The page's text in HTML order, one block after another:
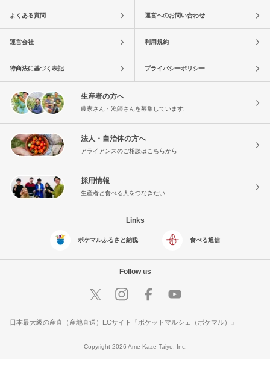
よくある質問 運営へのお問い合わせ
運営会社 利用規約
特商法に基づく表記 プライバシーポリシー
生産者の方へ
農家さん・漁師さんを募集しています!
法人・自治体の方へ
アライアンスのご相談はこちらから
採用情報
生産者と食べる人をつなぎたい
Links
ポケマルふるさと納税 食べる通信
Follow us
日本最大級の産直（産地直送）ECサイト『ポケットマルシェ（ポケマル）』
Copyright 2026 Ame Kaze Taiyo, Inc.